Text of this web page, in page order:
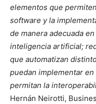
elementos que
software y la
de manera adecuada
inteligencia artificial;
que automatizan
puedan implementar
permitan la
Hernán Neirotti,